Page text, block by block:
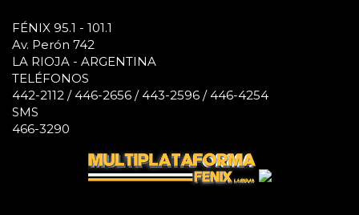
FÉNIX 95.1 - 101.1
Av. Perón 742
LA RIOJA - ARGENTINA
TELÉFONOS
442-2112 / 446-2656 / 443-2596 / 446-4254
SMS
466-3290